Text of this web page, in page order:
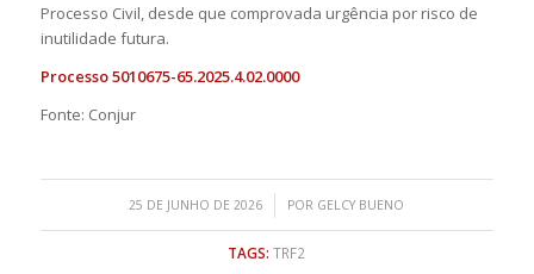
Processo Civil, desde que comprovada urgência por risco de
inutilidade futura.
Processo 5010675-65.2025.4.02.0000
Fonte: Conjur
25 DE JUNHO DE 2026
/ POR GELCY BUENO
TAGS: TRF2